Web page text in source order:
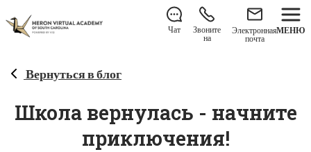
Еще есть возможность присоединиться к нам на 2026–
2027 учебный год!
Узнайте, как записаться
Чат
Звоните
на
Электронная
почта
МЕНЮ
Вернуться в блог
Школа вернулась - начните
приключения!